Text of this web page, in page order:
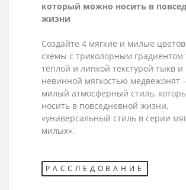
который можно носить в
жизни
Создайте 4 мягкие и милые
схемы с триколорным градиентом
тёплой и липкой текстурой тыкв и
невинной мягкостью медвежонят
милый атмосферный стиль,
носить в повседневной жизни,
«универсальный стиль в серии
милых».
РАССЛЕДОВАНИЕ